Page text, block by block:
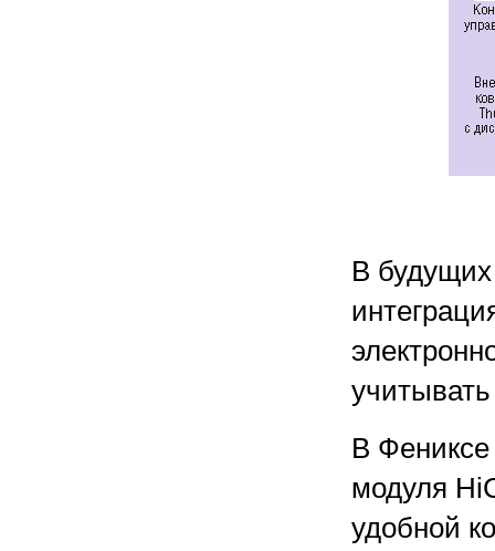
В
В Фениксе
модуля
удобной